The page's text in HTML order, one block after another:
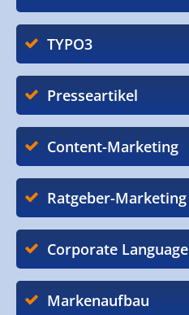
TYPO3
Presseartikel
Content-Marketing
Ratgeber-Marketing
Corporate Language
Markenaufbau